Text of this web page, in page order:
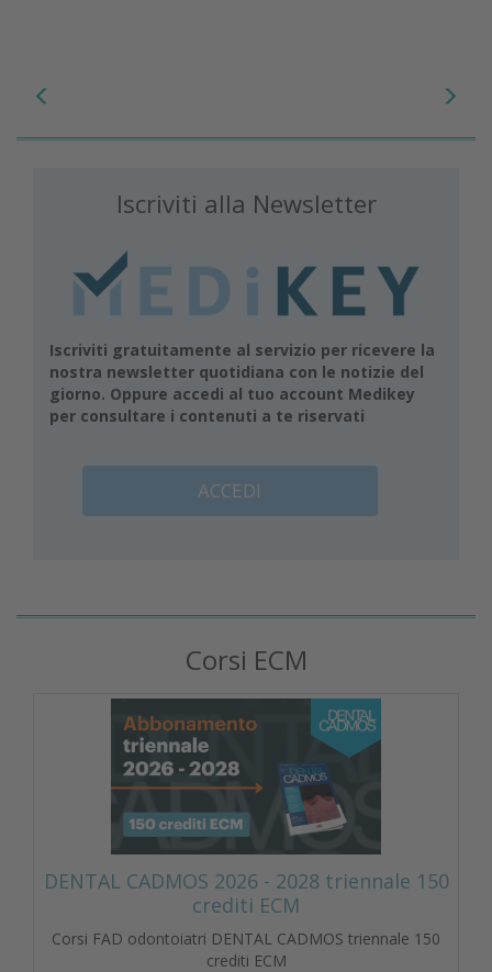
Iscriviti alla Newsletter
Iscriviti gratuitamente al servizio per ricevere la
nostra newsletter quotidiana con le notizie del
giorno. Oppure accedi al tuo account Medikey
per consultare i contenuti a te riservati
ACCEDI
Corsi ECM
DENTAL CADMOS 2026 - 2028 triennale 150
crediti ECM
Corsi FAD odontoiatri DENTAL CADMOS triennale 150
crediti ECM